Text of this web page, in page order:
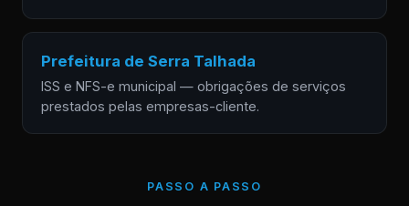
Prefeitura de Serra Talhada
ISS e NFS-e municipal — obrigações de serviços
prestados pelas empresas-cliente.
PASSO A PASSO